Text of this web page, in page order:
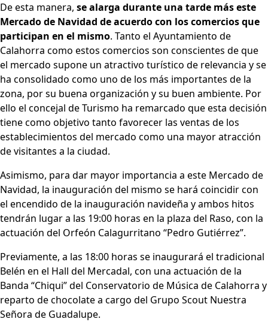
De esta manera, se alarga durante una tarde más este
Mercado de Navidad de acuerdo con los comercios que
participan en el mismo. Tanto el Ayuntamiento de
Calahorra como estos comercios son conscientes de que
el mercado supone un atractivo turístico de relevancia y se
ha consolidado como uno de los más importantes de la
zona, por su buena organización y su buen ambiente. Por
ello el concejal de Turismo ha remarcado que esta decisión
tiene como objetivo tanto favorecer las ventas de los
establecimientos del mercado como una mayor atracción
de visitantes a la ciudad.
Asimismo, para dar mayor importancia a este Mercado de
Navidad, la inauguración del mismo se hará coincidir con
el encendido de la inauguración navideña y ambos hitos
tendrán lugar a las 19:00 horas en la plaza del Raso, con la
actuación del Orfeón Calagurritano “Pedro Gutiérrez”.
Previamente, a las 18:00 horas se inaugurará el tradicional
Belén en el Hall del Mercadal, con una actuación de la
Banda “Chiqui” del Conservatorio de Música de Calahorra y
reparto de chocolate a cargo del Grupo Scout Nuestra
Señora de Guadalupe.